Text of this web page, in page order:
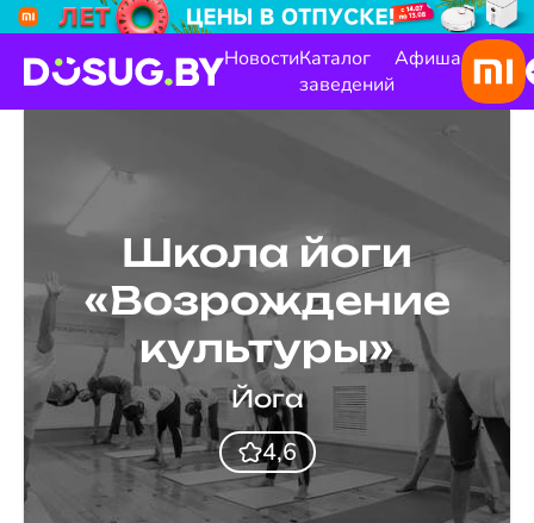
НовостиКаталог
заведений
Афиша
Школа йоги
«Возрождение
культуры»
Йога
4,6